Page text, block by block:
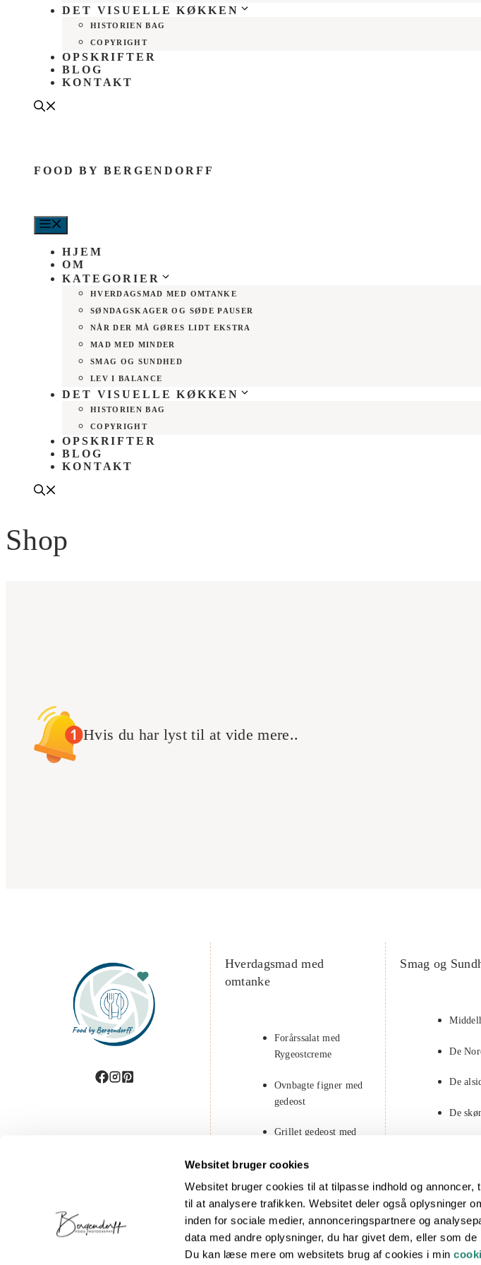
Websitet bruger cookies
Websitet bruger cookies til at tilpasse indhold og
til at analysere trafikken. Websitet deler også oplysninger
inden for sociale medier, annonceringspartnere og
data med andre oplysninger, du har givet dem, eller som
Du kan læse mere om websitets brug af cookies i min
DET VISUELLE KØKKEN
HISTORIEN BAG
COPYRIGHT
OPSKRIFTER
BLOG
KONTAKT
FOOD BY BERGENDORFF
HJEM
OM
KATEGORIER
HVERDAGSMAD MED OMTANKE
SØNDAGSKAGER OG SØDE PAUSER
NÅR DER MÅ GØRES LIDT EKSTRA
MAD MED MINDER
SMAG OG SUNDHED
LEV I BALANCE
DET VISUELLE KØKKEN
HISTORIEN BAG
COPYRIGHT
OPSKRIFTER
BLOG
KONTAKT
Shop
Hvis du har lyst til at vide mere..
Hverdagsmad med
omtanke
Forårssalat med
Rygeostcreme
Ovnbagte figner med
gedeost
Grillet gedeost med
Rissalat med ristede
kikærter
Smag og
De
De
De